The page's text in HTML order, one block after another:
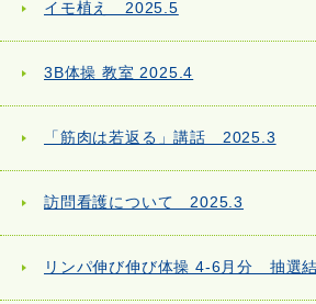
イモ植え 2025.5
3B体操 教室 2025.4
「筋肉は若返る」講話 2025.3
訪問看護について 2025.3
リンパ伸び伸び体操 4-6月分 抽選